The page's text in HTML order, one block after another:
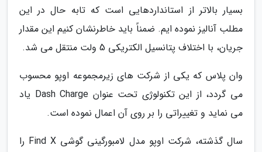
بسیار بالاتر از استانداردهایی است که تابه حال در این
مطلب آنالیز نموده ایم. ضمناً باید خاطرنشان کنیم این مقدار
جریان، با اختلاف پتانسیل الکتریکی 5 ولت منتقل می شد.
وان پلاس که یکی از شرکت های زیرمجموعه اوپو محسوب
می گردد، از این تکنولوژی تحت عنوان Dash Charge یاد
می نماید و تغییراتی را بر روی آن اعمال نموده است.
سال گذشته، شرکت اوپو مدل لامبورگینی گوشی Find X را